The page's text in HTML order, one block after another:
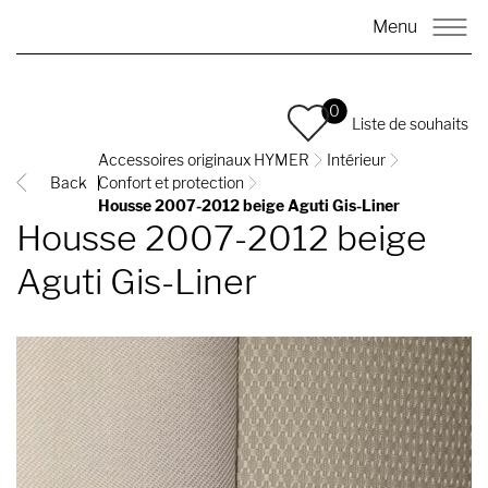
Menu
0
Liste de souhaits
Back
Accessoires originaux HYMER
Intérieur
Confort et protection
Housse 2007-2012 beige Aguti Gis-Liner
Housse 2007-2012 beige
Aguti Gis-Liner